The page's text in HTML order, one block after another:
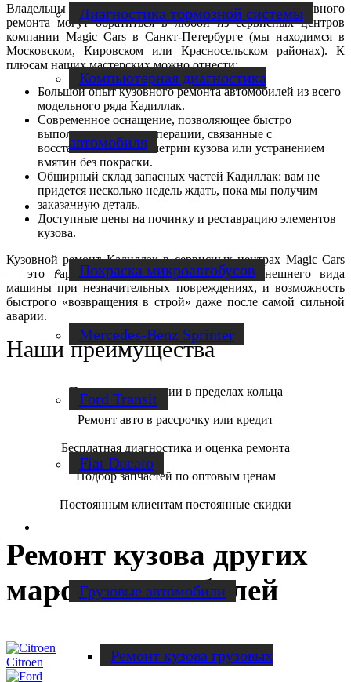
Диагностика тормозной системы
Компьютерная диагностика
автомобиля
Ремонт микроавтобусов
Покраска микроавтобусов
Mercedes-Benz Sprinter
Ford Transit
Fiat Ducato
Грузовые автомобили
Ремонт кузова грузовых
Владельцы автомобилей Кадиллак для выполнения кузовного
ремонта могут обратиться в любой из сервисных центров
компании Magic Cars в Санкт-Петербурге (мы находимся в
Московском, Кировском или Красносельском районах). К
плюсам наших мастерских можно отнести:
Большой опыт кузовного ремонта автомобилей из всего
модельного ряда Кадиллак.
Современное оснащение, позволяющее быстро
выполнять сложные операции, связанные с
восстановлением геометрии кузова или устранением
вмятин без покраски.
Обширный склад запасных частей Кадиллак: вам не
придется несколько недель ждать, пока мы получим
заказанную деталь.
Доступные цены на починку и реставрацию элементов
кузова.
Кузовной ремонт Кадиллак в сервисных центрах Magic Cars
— это гарантия полного восстановления внешнего вида
машины при незначительных повреждениях, и возможность
быстрого «возвращения в строй» даже после самой сильной
аварии.
Наши преимущества
Помощь в эвакуации в пределах кольца
Ремонт авто в рассрочку или кредит
Бесплатная диагностика и оценка ремонта
Подбор запчастей по оптовым ценам
Постоянным клиентам постоянные скидки
Ремонт кузова других
марок автомобилей
Citroen